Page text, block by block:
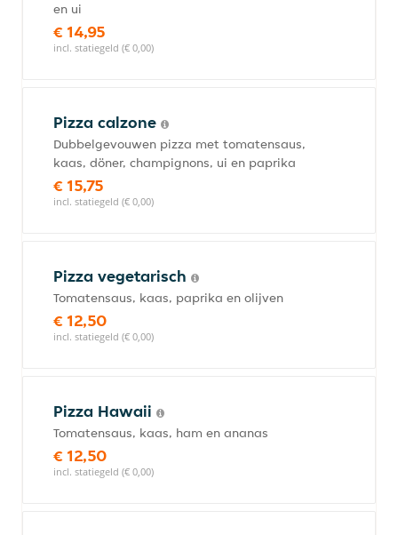
en ui
€ 14,95
incl. statiegeld (€ 0,00)
Pizza calzone
Dubbelgevouwen pizza met tomatensaus,
kaas, döner, champignons, ui en paprika
€ 15,75
incl. statiegeld (€ 0,00)
Pizza vegetarisch
Tomatensaus, kaas, paprika en olijven
€ 12,50
incl. statiegeld (€ 0,00)
Pizza Hawaii
Tomatensaus, kaas, ham en ananas
€ 12,50
incl. statiegeld (€ 0,00)